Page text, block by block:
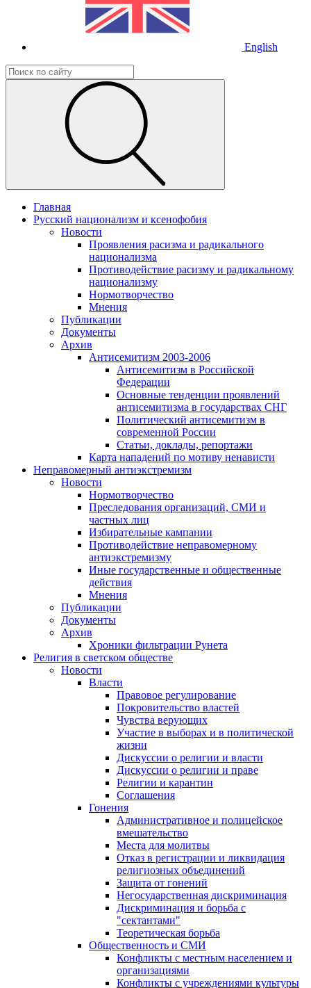
English
Главная
Русский национализм и ксенофобия
Новости
Проявления расизма и радикального
национализма
Противодействие расизму и радикальному
национализму
Нормотворчество
Мнения
Публикации
Документы
Архив
Антисемитизм 2003-2006
Антисемитизм в Российской
Федерации
Основные тенденции проявлений
антисемитизма в государствах СНГ
Политический антисемитизм в
современной России
Статьи, доклады, репортажи
Карта нападений по мотиву ненависти
Неправомерный антиэкстремизм
Новости
Нормотворчество
Преследования организаций, СМИ и
частных лиц
Избирательные кампании
Противодействие неправомерному
антиэкстремизму
Иные государственные и общественные
действия
Мнения
Публикации
Документы
Архив
Хроники фильтрации Рунета
Религия в светском обществе
Новости
Власти
Правовое регулирование
Покровительство властей
Чувства верующих
Участие в выборах и в политической
жизни
Дискуссии о религии и власти
Дискуссии о религии и праве
Религии и карантин
Соглашения
Гонения
Административное и полицейское
вмешательство
Места для молитвы
Отказ в регистрации и ликвидация
религиозных объединений
Защита от гонений
Негосударственная дискриминация
Дискриминация и борьба с
"сектантами"
Теоретическая борьба
Общественность и СМИ
Конфликты с местным населением и
организациями
Конфликты с учреждениями культуры